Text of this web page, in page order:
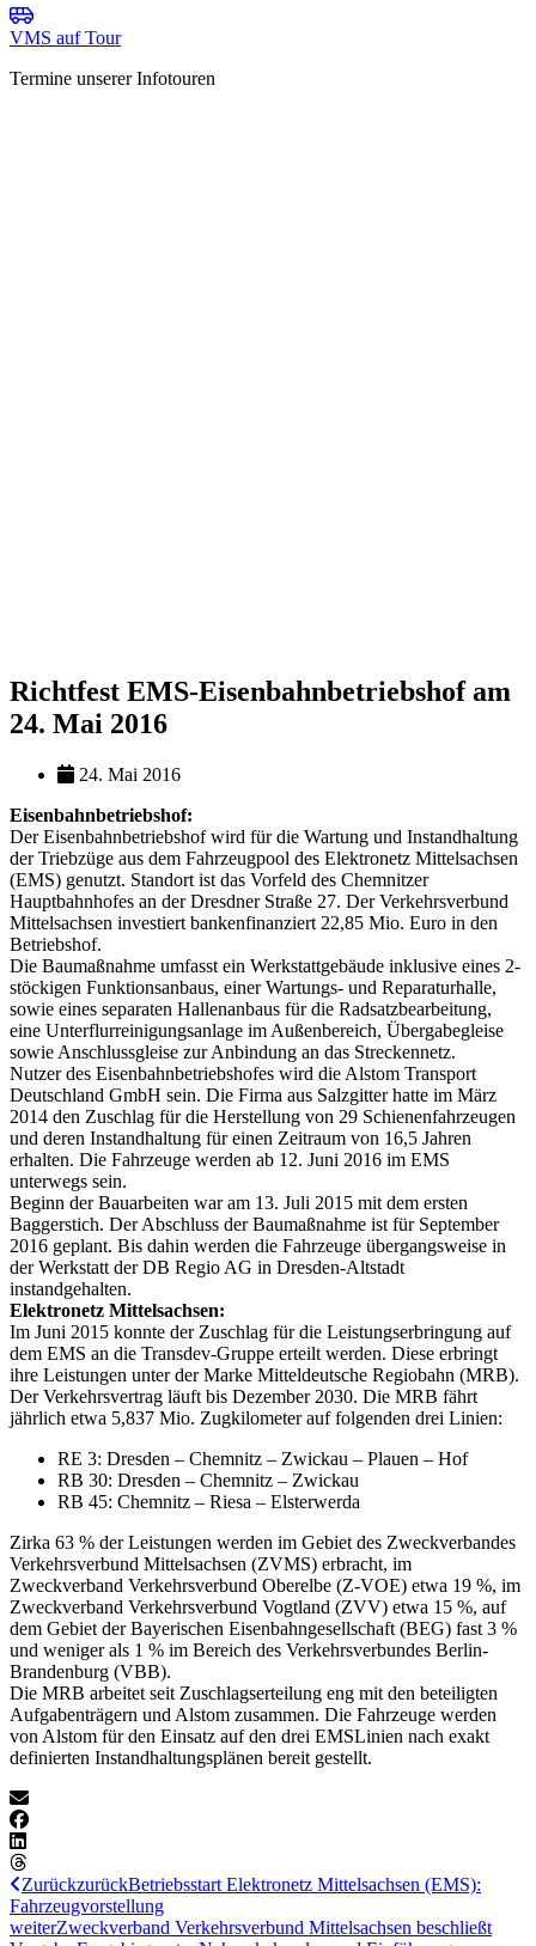
VMS auf Tour
Termine unserer Infotouren
Richtfest EMS-Eisenbahnbetriebshof am
24. Mai 2016
24. Mai 2016
Eisenbahnbetriebshof:
Der Eisenbahnbetriebshof wird für die Wartung und Instandhaltung
der Triebzüge aus dem Fahrzeugpool des Elektronetz Mittelsachsen
(EMS) genutzt. Standort ist das Vorfeld des Chemnitzer
Hauptbahnhofes an der Dresdner Straße 27. Der Verkehrsverbund
Mittelsachsen investiert bankenfinanziert 22,85 Mio. Euro in den
Betriebshof.
Die Baumaßnahme umfasst ein Werkstattgebäude inklusive eines 2-
stöckigen Funktionsanbaus, einer Wartungs- und Reparaturhalle,
sowie eines separaten Hallenanbaus für die Radsatzbearbeitung,
eine Unterflurreinigungsanlage im Außenbereich, Übergabegleise
sowie Anschlussgleise zur Anbindung an das Streckennetz.
Nutzer des Eisenbahnbetriebshofes wird die Alstom Transport
Deutschland GmbH sein. Die Firma aus Salzgitter hatte im März
2014 den Zuschlag für die Herstellung von 29 Schienenfahrzeugen
und deren Instandhaltung für einen Zeitraum von 16,5 Jahren
erhalten. Die Fahrzeuge werden ab 12. Juni 2016 im EMS
unterwegs sein.
Beginn der Bauarbeiten war am 13. Juli 2015 mit dem ersten
Baggerstich. Der Abschluss der Baumaßnahme ist für September
2016 geplant. Bis dahin werden die Fahrzeuge übergangsweise in
der Werkstatt der DB Regio AG in Dresden-Altstadt
instandgehalten.
Elektronetz Mittelsachsen:
Im Juni 2015 konnte der Zuschlag für die Leistungserbringung auf
dem EMS an die Transdev-Gruppe erteilt werden. Diese erbringt
ihre Leistungen unter der Marke Mitteldeutsche Regiobahn (MRB).
Der Verkehrsvertrag läuft bis Dezember 2030. Die MRB fährt
jährlich etwa 5,837 Mio. Zugkilometer auf folgenden drei Linien:
RE 3: Dresden – Chemnitz – Zwickau – Plauen – Hof
RB 30: Dresden – Chemnitz – Zwickau
RB 45: Chemnitz – Riesa – Elsterwerda
Zirka 63 % der Leistungen werden im Gebiet des Zweckverbandes
Verkehrsverbund Mittelsachsen (ZVMS) erbracht, im
Zweckverband Verkehrsverbund Oberelbe (Z-VOE) etwa 19 %, im
Zweckverband Verkehrsverbund Vogtland (ZVV) etwa 15 %, auf
dem Gebiet der Bayerischen Eisenbahngesellschaft (BEG) fast 3 %
und weniger als 1 % im Bereich des Verkehrsverbundes Berlin-
Brandenburg (VBB).
Die MRB arbeitet seit Zuschlagserteilung eng mit den beteiligten
Aufgabenträgern und Alstom zusammen. Die Fahrzeuge werden
von Alstom für den Einsatz auf den drei EMSLinien nach exakt
definierten Instandhaltungsplänen bereit gestellt.
ZurückzurückBetriebsstart Elektronetz Mittelsachsen (EMS):
Fahrzeugvorstellung
weiterZweckverband Verkehrsverbund Mittelsachsen beschließt